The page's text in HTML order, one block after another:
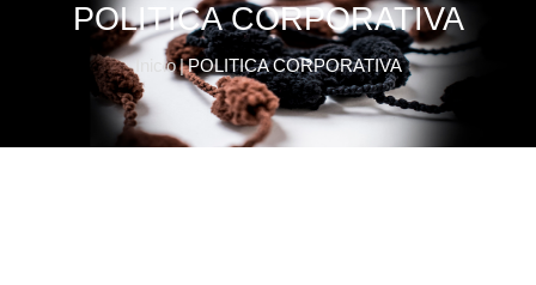
POLITICA CORPORATIVA
Inicio|POLITICA CORPORATIVA